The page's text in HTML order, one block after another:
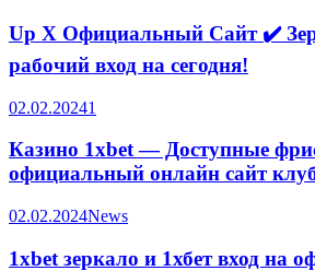
Up X Официальный Сайт ✔️
рабочий вход на сегодня!
02.02.20241
Казино 1xbet — Доступные
официальный онлайн сайт
02.02.2024News
1xbet зеркало и 1хбет вход на